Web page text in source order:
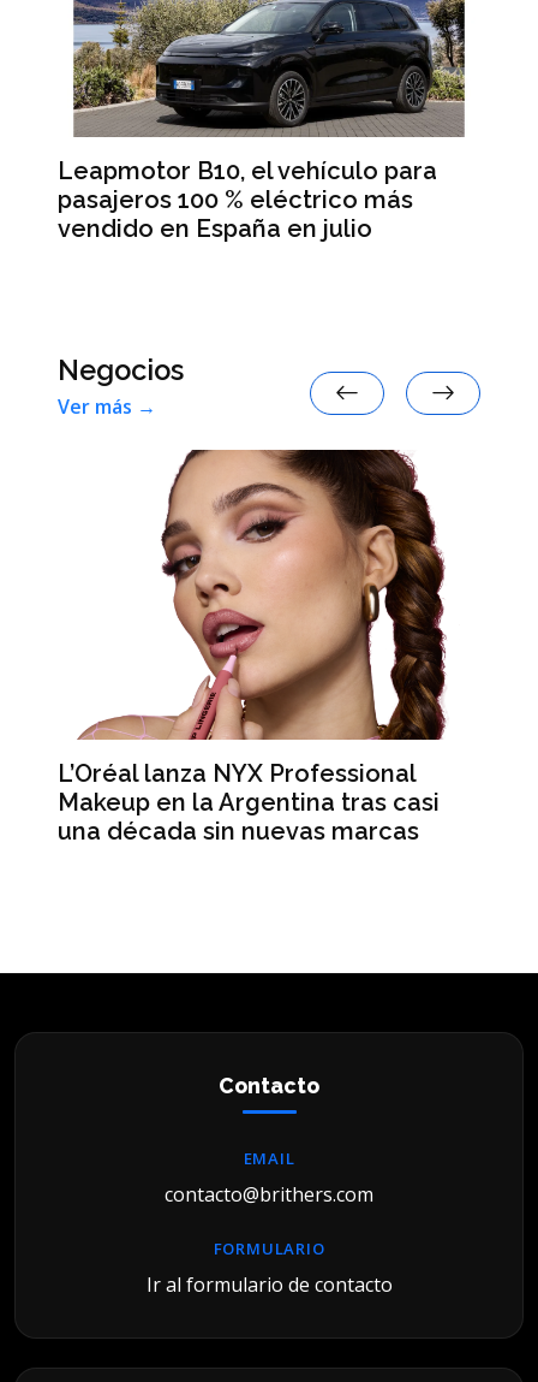
Leapmotor B10, el vehículo para
pasajeros 100 % eléctrico más
vendido en España en julio
Negocios
Ver más →
L’Oréal lanza NYX Professional
Makeup en la Argentina tras casi
una década sin nuevas marcas
Contacto
EMAIL
contacto@brithers.com
FORMULARIO
Ir al formulario de contacto